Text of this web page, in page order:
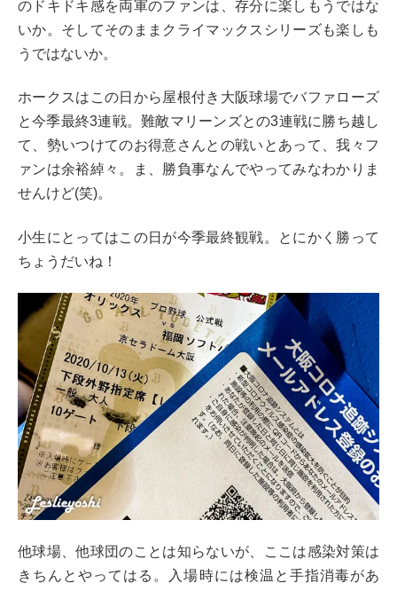
のドキドキ感を両軍のファンは、存分に楽しもうではな
いか。そしてそのままクライマックスシリーズも楽しも
うではないか。
ホークスはこの日から屋根付き大阪球場でバファローズ
と今季最終3連戦。難敵マリーンズとの3連戦に勝ち越し
て、勢いつけてのお得意さんとの戦いとあって、我々フ
ァンは余裕綽々。ま、勝負事なんでやってみなわかりま
せんけど(笑)。
小生にとってはこの日が今季最終観戦。とにかく勝って
ちょうだいね！
他球場、他球団のことは知らないが、ここは感染対策は
きちんとやってはる。入場時には検温と手指消毒があ